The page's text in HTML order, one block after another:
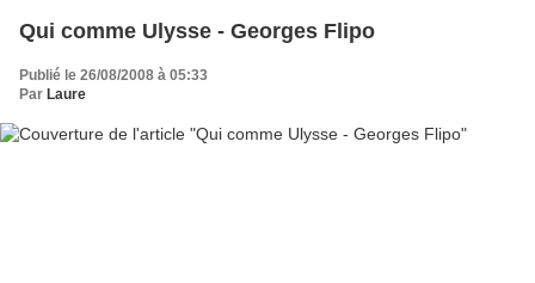
Qui comme Ulysse - Georges Flipo
Publié le 26/08/2008 à 05:33
Par Laure